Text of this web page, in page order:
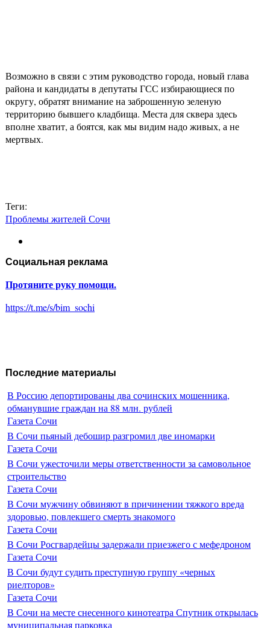
Возможно в связи с этим руководство города, новый глава
района и кандидаты в депутаты ГСС избирающиеся по
округу, обратят внимание на заброшенную зеленую
территорию бывшего кладбища. Места для сквера здесь
вполне хватит, а боятся, как мы видим надо живых, а не
мертвых.
Теги:
Проблемы жителей Сочи
Социальная реклама
Протяните руку помощи.
https://t.me/s/bim_sochi
Последние материалы
В Россию депортированы два сочинских мошенника,
обманувшие граждан на 88 млн. рублей
Газета Сочи
В Сочи пьяный дебошир разгромил две иномарки
Газета Сочи
В Сочи ужесточили меры ответственности за самовольное
строительство
Газета Сочи
В Сочи мужчину обвиняют в причинении тяжкого вреда
здоровью, повлекшего смерть знакомого
Газета Сочи
В Сочи Росгвардейцы задержали приезжего с мефедроном
Газета Сочи
В Сочи будут судить преступную группу «черных
риелторов»
Газета Сочи
В Сочи на месте снесенного кинотеатра Спутник открылась
муниципальная парковка